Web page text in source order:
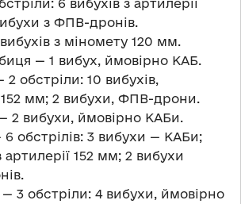
6 вибухів з артилерії
з ФПВ-дронів.
з міномету 120 мм.
— 1 вибух, ймовірно КАБ.
2 обстріли: 10 вибухів,
152 мм; 2 вибухи, ФПВ-дрони.
2 вибухи, ймовірно КАБи.
6 обстрілів: 3 вибухи — КАБи;
артилерії 152 мм; 2 вибухи
3 обстріли: 4 вибухи, ймовірно